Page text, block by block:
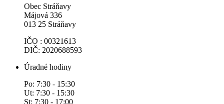
Obec Stráňavy
Májová 336
013 25 Stráňavy
IČO : 00321613
DIČ: 2020688593
Úradné hodiny
Po: 7:30 - 15:30
Ut: 7:30 - 15:30
St: 7:30 - 17:00